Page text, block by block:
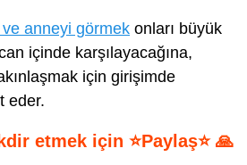
anneyi görmek onları büyük
içinde karşılayacağına,
için girişimde
eder.
etmek için ⭐Paylaş⭐ 🙏